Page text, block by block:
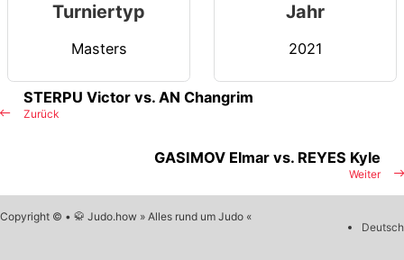
Turniertyp
Masters
Jahr
2021
Zurück
STERPU Victor vs. AN Changrim
Weiter
GASIMOV Elmar vs. REYES Kyle
Copyright © • 🥋 Judo.how » Alles rund um Judo «
Deutsch